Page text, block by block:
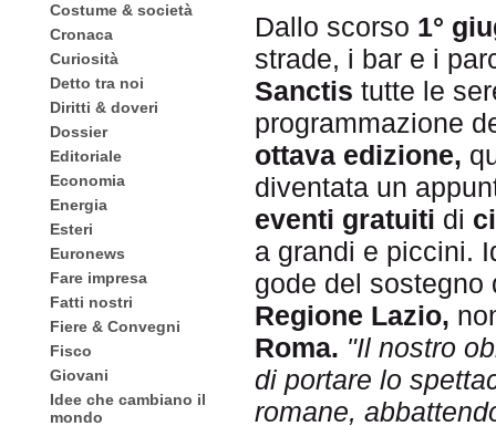
Costume & società
Cronaca
Curiosità
Detto tra noi
Diritti & doveri
Dossier
Editoriale
Economia
Energia
Esteri
Euronews
Fare impresa
Fatti nostri
Fiere & Convegni
Fisco
Giovani
Idee che cambiano il
mondo
Dallo scorso 1°
strade, i bar e i
Sanctis tutte le
programmazione
ottava edizione,
diventata un
eventi gratuiti di
a grandi e piccini.
gode del
Regione Lazio,
Roma. "Il nostro
di portare lo
romane,